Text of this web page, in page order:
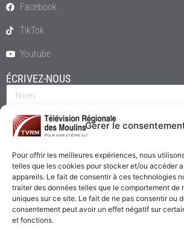
Gérer le
Pour offrir les meilleures expériences, nous
telles que les cookies pour stocker et/ou accéder
appareils. Le fait de consentir à ces technologies
traiter des données telles que le comportement de
uniques sur ce site. Le fait de ne pas consentir ou
consentement peut avoir un effet négatif sur
et fonctions.
Facebook
TikTok
Youtube
ÉCRIVEZ-NOUS